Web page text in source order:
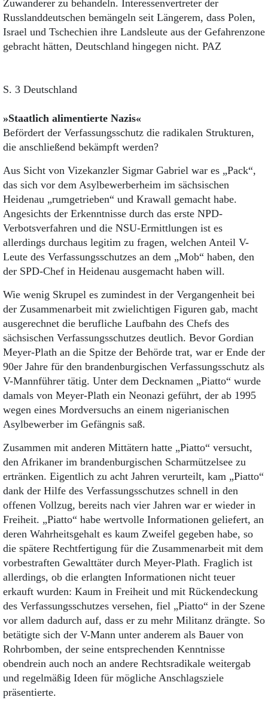
Zuwanderer zu behandeln. Interessenvertreter der
Russlanddeutschen bemängeln seit Längerem, dass Polen,
Israel und Tschechien ihre Landsleute aus der Gefahrenzone
gebracht hätten, Deutschland hingegen nicht. PAZ
S. 3 Deutschland
»Staatlich alimentierte Nazis«
Befördert der Verfassungsschutz die radikalen Strukturen,
die anschließend bekämpft werden?
Aus Sicht von Vizekanzler Sigmar Gabriel war es „Pack“,
das sich vor dem Asylbewerberheim im sächsischen
Heidenau „rumgetrieben“ und Krawall gemacht habe.
Angesichts der Erkenntnisse durch das erste NPD-
Verbotsverfahren und die NSU-Ermittlungen ist es
allerdings durchaus legitim zu fragen, welchen Anteil V-
Leute des Verfassungsschutzes an dem „Mob“ haben, den
der SPD-Chef in Heidenau ausgemacht haben will.
Wie wenig Skrupel es zumindest in der Vergangenheit bei
der Zusammenarbeit mit zwielichtigen Figuren gab, macht
ausgerechnet die berufliche Laufbahn des Chefs des
sächsischen Verfassungsschutzes deutlich. Bevor Gordian
Meyer-Plath an die Spitze der Behörde trat, war er Ende der
90er Jahre für den brandenburgischen Verfassungsschutz als
V-Mannführer tätig. Unter dem Decknamen „Piatto“ wurde
damals von Meyer-Plath ein Neonazi geführt, der ab 1995
wegen eines Mordversuchs an einem nigerianischen
Asylbewerber im Gefängnis saß.
Zusammen mit anderen Mittätern hatte „Piatto“ versucht,
den Afrikaner im brandenburgischen Scharmützelsee zu
ertränken. Eigentlich zu acht Jahren verurteilt, kam „Piatto“
dank der Hilfe des Verfassungsschutzes schnell in den
offenen Vollzug, bereits nach vier Jahren war er wieder in
Freiheit. „Piatto“ habe wertvolle Informationen geliefert, an
deren Wahrheitsgehalt es kaum Zweifel gegeben habe, so
die spätere Rechtfertigung für die Zusammenarbeit mit dem
vorbestraften Gewalttäter durch Meyer-Plath. Fraglich ist
allerdings, ob die erlangten Informationen nicht teuer
erkauft wurden: Kaum in Freiheit und mit Rückendeckung
des Verfassungsschutzes versehen, fiel „Piatto“ in der Szene
vor allem dadurch auf, dass er zu mehr Militanz drängte. So
betätigte sich der V-Mann unter anderem als Bauer von
Rohrbomben, der seine entsprechenden Kenntnisse
obendrein auch noch an andere Rechtsradikale weitergab
und regelmäßig Ideen für mögliche Anschlagsziele
präsentierte.